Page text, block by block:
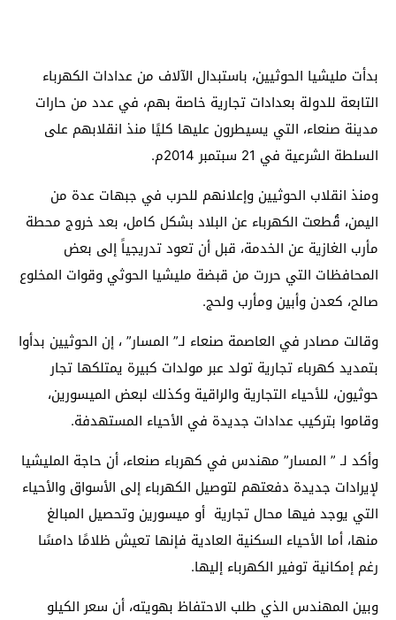
بدأت مليشيا الحوثيين، باستبدال الآلاف من عدادات الكهرباء
التابعة للدولة بعدادات تجارية خاصة بهم، في عدد من حارات
مدينة صنعاء، التي يسيطرون عليها كليًا منذ انقلابهم على
السلطة الشرعية في 21 سبتمبر 2014م.
ومنذ انقلاب الحوثيين وإعلانهم للحرب في جبهات عدة من
اليمن، قُطعت الكهرباء عن البلاد بشكل كامل، بعد خروج محطة
مأرب الغازية عن الخدمة، قبل أن تعود تدريجياً إلى بعض
المحافظات التي حررت من قبضة مليشيا الحوثي وقوات المخلوع
صالح، كعدن وأبين ومأرب ولحج.
وقالت مصادر في العاصمة صنعاء لـ” المسار” ، إن الحوثيين بدأوا
بتمديد كهرباء تجارية تولد عبر مولدات كبيرة يمتلكها تجار
حوثيون، للأحياء التجارية والراقية وكذلك لبعض الميسورين،
وقاموا بتركيب عدادات جديدة في الأحياء المستهدفة.
وأكد لـ ” المسار” مهندس في كهرباء صنعاء، أن حاجة المليشيا
لإيرادات جديدة دفعتهم لتوصيل الكهرباء إلى الأسواق والأحياء
التي يوجد فيها محال تجارية أو ميسورين وتحصيل المبالغ
منها، أما الأحياء السكنية العادية فإنها تعيش ظلامًا دامسًا
رغم إمكانية توفير الكهرباء إليها.
وبين المهندس الذي طلب الاحتفاظ بهويته، أن سعر الكيلو